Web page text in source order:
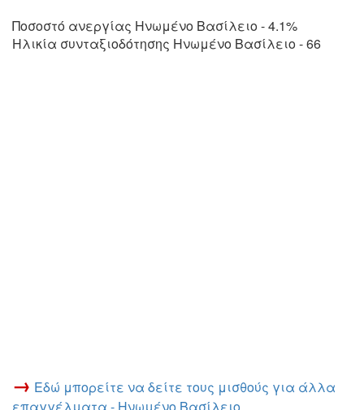
Ποσοστό ανεργίας Ηνωμένο Βασίλειο - 4.1%
Ηλικία συνταξιοδότησης Ηνωμένο Βασίλειο - 66
→ Εδώ μπορείτε να δείτε τους μισθούς για άλλα